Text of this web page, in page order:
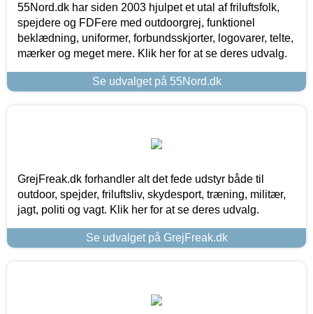
55Nord.dk har siden 2003 hjulpet et utal af friluftsfolk,
spejdere og FDFere med outdoorgrej, funktionel
beklædning, uniformer, forbundsskjorter, logovarer, telte,
mærker og meget mere. Klik her for at se deres udvalg.
Se udvalget på 55Nord.dk
GrejFreak.dk forhandler alt det fede udstyr både til
outdoor, spejder, friluftsliv, skydesport, træning, militær,
jagt, politi og vagt. Klik her for at se deres udvalg.
Se udvalget på GrejFreak.dk